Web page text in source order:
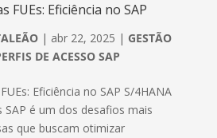
FUEs: Eficiência no SAP
| abr 22, 2025 | GESTÃO
DE ACESSO SAP
Eficiência no SAP S/4HANA
SAP é um dos desafios mais
que buscam otimizar